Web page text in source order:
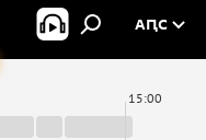
АԤС
15:00